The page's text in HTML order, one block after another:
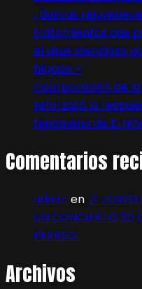
¿Buscas
tratamientos que
el virus silencioso
hígado –
incorporación de
reforzará la
fenómeno de El
Comentarios
adminen 🎶
UN CONCIERTO 3D
PERREO:
Archivos